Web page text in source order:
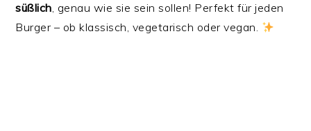
süßlich, genau wie sie sein sollen! Perfekt für jeden
Burger – ob klassisch, vegetarisch oder vegan.